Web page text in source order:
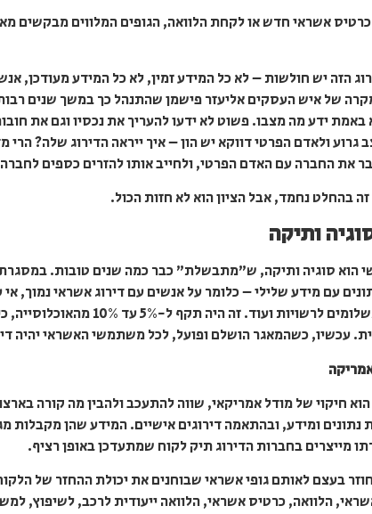
כרטיס אשראי חדש או לקחת הלוואה, הגופים המלווים מבקשים
הזה יש חולשות – לא כל המידע זמין, לא כל המידע מעודכן,
של איש העסקים אליעזר פישמן שהתנהל כך במשך שנים
ידע מה מצבו. פשוט לא ידעו להעריך את נכסיו וגם את
ולאדם הפרטי דווקא יש הון – איך ייראה הדירוג שלה?
את החברה עם האדם הפרטי, ולחייב אותו להזרים כספים
בהחלט נחמד, אבל הציון הוא לא חזות הכול.
ותיקה
הוא סוגיה ותיקה, ש”מתבשלת” כבר כמה שנים טובות.
עם מידע שלילי – כלומר על אנשים עם דירוג אשראי נמוך,
מוגבלים וחסומים, חוסר
עכשיו, כשהמאגר הושלם ופועל, לכל משתמשי האשראי יהיה
הוא חיקוי של מודל אמריקאי, שווה להתעכב ולהבין מה קורה
ומידע, ובהתאמה דירוגים אישיים. המידע שהן מקבלות
מייצרים בחברות הדירוג תיק לקוח שמתעדכן באופן רציף.
בעצם לאותם גופי אשראי שבוחנים את יכולת ההחזר של
הלוואה, כרטיס אשראי, הלוואה ייעודית לרכב, לשיפוץ,